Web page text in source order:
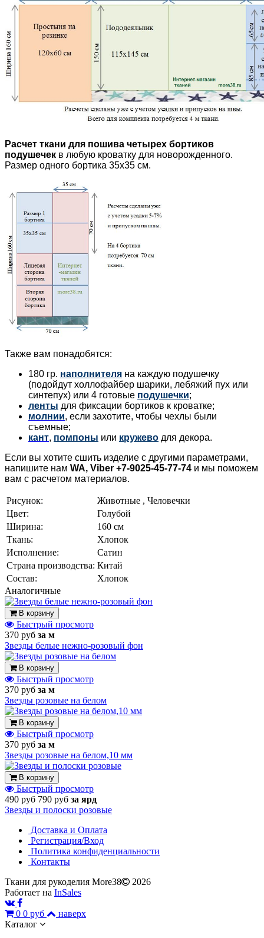
Расчет ткани для пошива четырех бортиков
подушечек в любую кроватку для новорожденного.
Размер одного бортика 35х35 см.
Также вам понадобятся:
180 гр. наполнителя на каждую подушечку
(подойдут холлофайбер шарики, лебяжий пух или
синтепух) или 4 готовые подушечки;
ленты для фиксации бортиков к кроватке;
молнии, если захотите, чтобы чехлы были
съемные;
кант, помпоны или кружево для декора.
Если вы хотите сшить изделие с другими параметрами,
напишите нам WA, Viber +7-9025-45-77-74 и мы поможем
вам с расчетом материалов.
Рисунок:
Животные , Человечки
Цвет:
Голубой
Ширина:
160 см
Ткань:
Хлопок
Исполнение:
Сатин
Страна производства: Китай
Состав:
Хлопок
Аналогичные
В корзину
Быстрый просмотр
370 руб за м
Звезды белые нежно-розовый фон
В корзину
Быстрый просмотр
370 руб за м
Звезды розовые на белом
В корзину
Быстрый просмотр
370 руб за м
Звезды розовые на белом,10 мм
В корзину
Быстрый просмотр
490 руб 790 руб за ярд
Звезды и полоски розовые
Доставка и Оплата
Регистрация/Вход
Политика конфиденциальности
Контакты
Ткани для рукоделия More38
2026
Работает на InSales
0 0 руб
наверх
Каталог